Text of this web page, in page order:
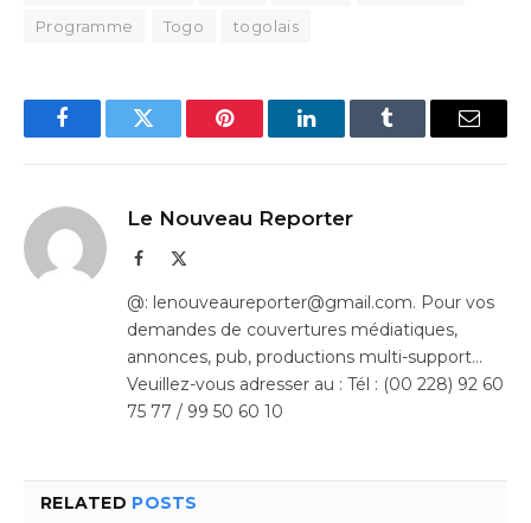
Programme
Togo togolais
FacebookTwitter Pinterest LinkedInTumblr Email
Le Nouveau Reporter
Facebook
@: lenouveaureporter@gmail.com. Pour vos
demandes de couvertures médiatiques,
annonces, pub, productions multi-support…
Veuillez-vous adresser au : Tél : (00 228) 92 60
75 77 / 99 50 60 10
RELATED POSTS